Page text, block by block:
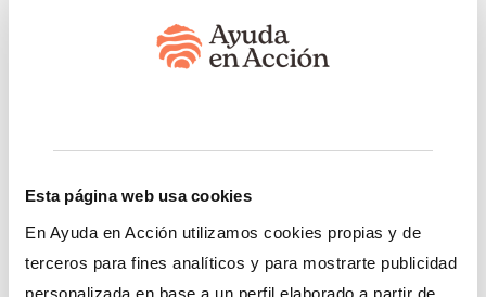
Esta página web usa cookies
En Ayuda en Acción utilizamos cookies propias y de
terceros para fines analíticos y para mostrarte publicidad
personalizada en base a un perfil elaborado a partir de
a cuidados médicos básicos. La falta de condiciones
sanitarias adecuadas ha provocado una alta